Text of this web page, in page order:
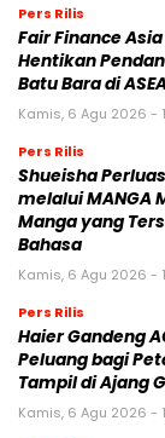
Pers Rilis
Fair Finance
Hentikan
Batu Bara di
Kamis, 6 Agu 2026 -
Pers Rilis
Shueisha
melalui MANGA
Manga yang
Bahasa
Kamis, 6 Agu 2026 -
Pers Rilis
Haier Gandeng
Peluang bagi
Tampil di Ajang
Kamis, 6 Agu 2026 -